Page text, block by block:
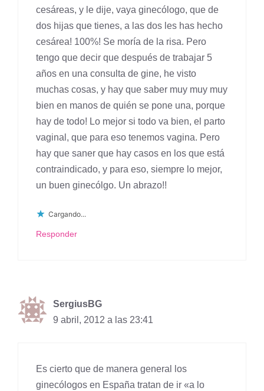
cesáreas, y le dije, vaya ginecólogo, que de
dos hijas que tienes, a las dos les has hecho
cesárea! 100%! Se moría de la risa. Pero
tengo que decir que después de trabajar 5
años en una consulta de gine, he visto
muchas cosas, y hay que saber muy muy muy
bien en manos de quién se pone una, porque
hay de todo! Lo mejor si todo va bien, el parto
vaginal, que para eso tenemos vagina. Pero
hay que saner que hay casos en los que está
contraindicado, y para eso, siempre lo mejor,
un buen ginecólgo. Un abrazo!!
Cargando...
Responder
SergiusBG
9 abril, 2012 a las 23:41
Es cierto que de manera general los
ginecólogos en España tratan de ir «a lo